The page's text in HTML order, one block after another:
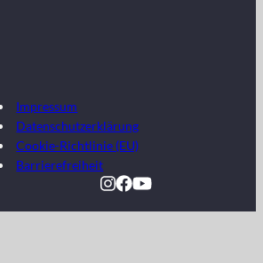
Impressum
Datenschutzerklärung
Cookie-Richtlinie (EU)
Barrierefreiheit